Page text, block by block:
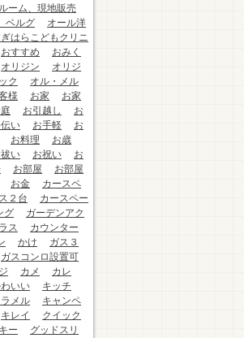
ーム、現地販売
ベルグ
オール洋
はらこどもクリニ
おすすめ
おみく
オリジン
オリジ
ク
オル・メル
様 お家
お家
お引越し
お
い お手軽
お
お料理
お歳
い お祝い
お
お部屋
お部屋
お金
カースペ
２台
カースペー
グ
ガーデンアク
ス
カウンター
かけ
ガス３
ガスコンロ設置可
カメ
カレ
いい
キッチ
メル
キャンペ
キレイ
クイック
ー
グッドスリ